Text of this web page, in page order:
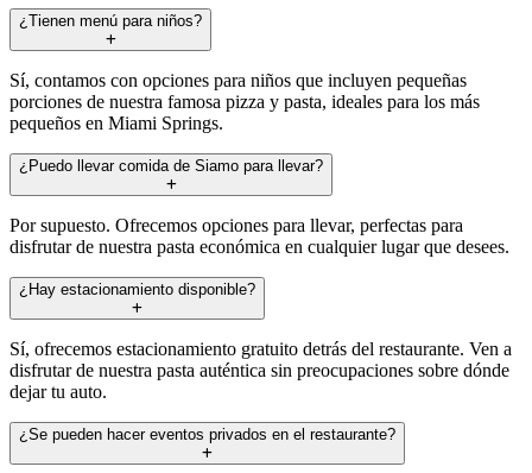
¿Tienen menú para niños?
Sí, contamos con opciones para niños que incluyen pequeñas
porciones de nuestra famosa pizza y pasta, ideales para los más
pequeños en Miami Springs.
¿Puedo llevar comida de Siamo para llevar?
Por supuesto. Ofrecemos opciones para llevar, perfectas para
disfrutar de nuestra pasta económica en cualquier lugar que desees.
¿Hay estacionamiento disponible?
Sí, ofrecemos estacionamiento gratuito detrás del restaurante. Ven a
disfrutar de nuestra pasta auténtica sin preocupaciones sobre dónde
dejar tu auto.
¿Se pueden hacer eventos privados en el restaurante?